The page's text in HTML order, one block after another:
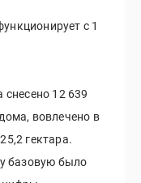
с 1
снесено 12 639
вовлечено в
гектара.
базовую было